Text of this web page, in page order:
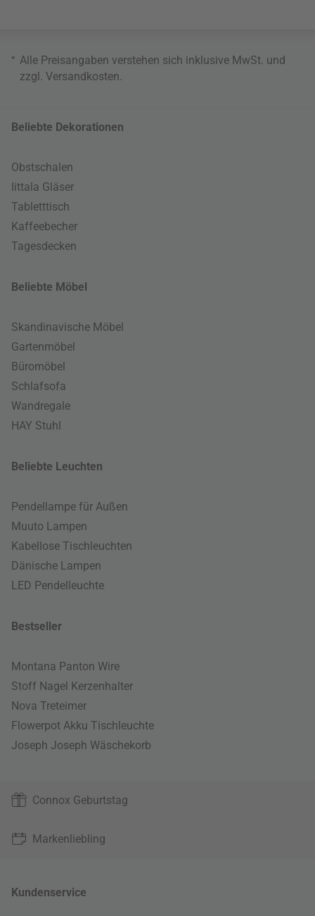
* Alle Preisangaben verstehen sich inklusive MwSt. und
zzgl. Versandkosten
Beliebte Dekorationen
Obstschalen
Iittala Gläser
Tabletttisch
Kaffeebecher
Tagesdecken
Beliebte Möbel
Skandinavische Möbel
Gartenmöbel
Büromöbel
Schlafsofa
Wandregale
HAY Stuhl
Beliebte Leuchten
Pendellampe für Außen
Muuto Lampen
Kabellose Tischleuchten
Dänische Lampen
LED Pendelleuchte
Bestseller
Montana Panton Wire
Stoff Nagel Kerzenhalter
Nova Treteimer
Flowerpot Akku Tischleuchte
Joseph Joseph Wäschekorb
Connox Geburtstag
Markenliebling
Kundenservice